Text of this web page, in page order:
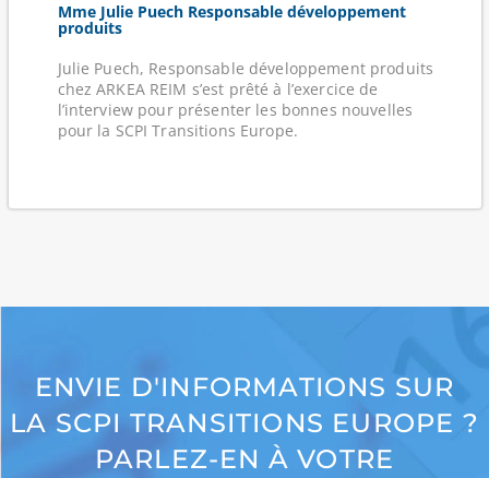
Mme Julie Puech Responsable développement
produits
Julie Puech, Responsable développement produits
chez ARKEA REIM s’est prêté à l’exercice de
l’interview pour présenter les bonnes nouvelles
pour la SCPI Transitions Europe.
ENVIE D'INFORMATIONS SUR
LA SCPI TRANSITIONS EUROPE ?
PARLEZ-EN À VOTRE